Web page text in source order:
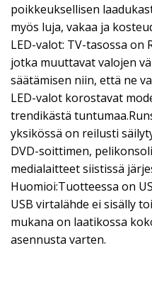
poikkeuksellisen
myös luja, vakaa ja
LED-valot: TV-tasossa on
jotka muuttavat valojen
säätämisen niin, että ne
LED-valot korostavat
trendikästä
yksikössä on reilusti
DVD-soittimen,
medialaitteet siistissä
Huomioi:Tuotteessa on
USB virtalähde ei sisälly
mukana on laatikossa
asennusta varten.